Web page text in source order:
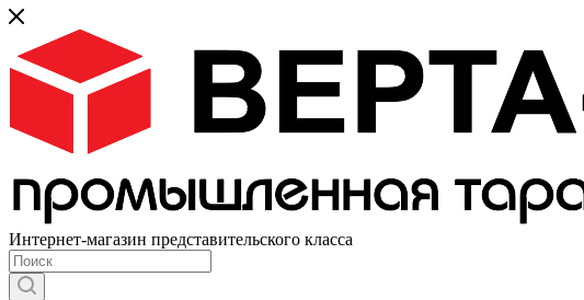
Интернет-магазин представительского класса